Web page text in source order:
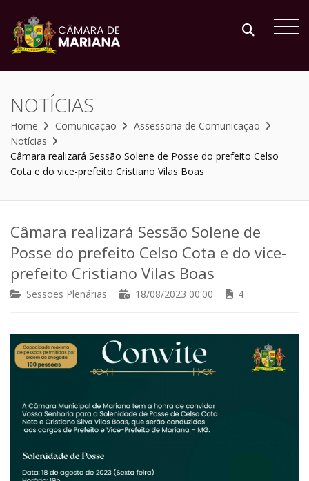
NOTÍCIAS
Home Comunicação
Assessoria de Comunicação
Notícias
Câmara realizará Sessão Solene de Posse do prefeito Celso
Cota e do vice-prefeito Cristiano Vilas Boas
Câmara realizará Sessão Solene de
Posse do prefeito Celso Cota e do vice-
prefeito Cristiano Vilas Boas
Sessões Plenárias 18/08/2023 00:00 4